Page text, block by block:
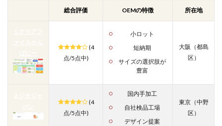
総合評価 OEMの特徴 所在地
(4
点/5点中)
小ロット
短納期
サイズの選択肢が
豊富
大阪 （都島
区）
(4
点/5点中)
国内手加工
自社検品工場
デザイン提案
東京（中野
区）